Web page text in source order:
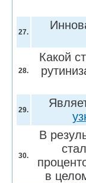
27.
28.
Какой
29.
30.
В
в